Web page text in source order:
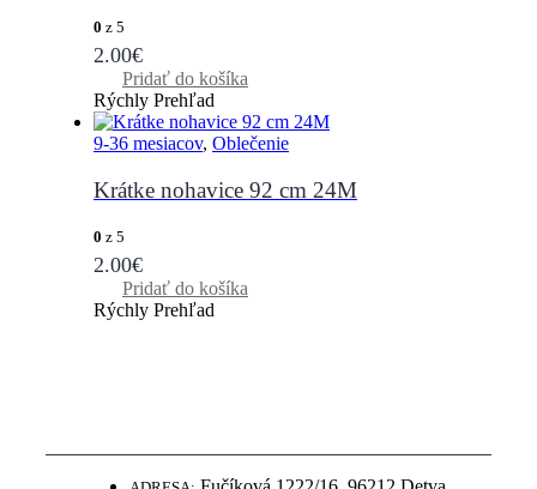
0 z 5
2.00€
Pridať do košíka
Rýchly Prehľad
9-36 mesiacov, Oblečenie
Krátke nohavice 92 cm 24M
0 z 5
2.00€
Pridať do košíka
Rýchly Prehľad